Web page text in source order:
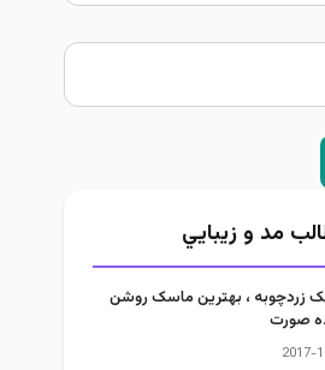
مد و زيبايي
زردچوبه ، بهترین ماسک روشن
صورت
2017-